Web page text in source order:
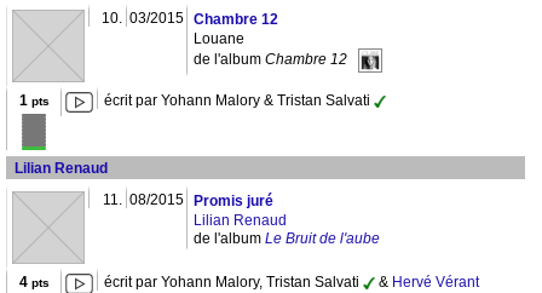
10. 03/2015 Chambre 12
Louane
de l'album Chambre 12
1 pts écrit par Yohann Malory & Tristan Salvati
Lilian Renaud
11. 08/2015
Promis juré
Lilian Renaud
de l'album Le Bruit de l'aube
4pts écrit par Yohann Malory, Tristan Salvati & Hervé Vérant